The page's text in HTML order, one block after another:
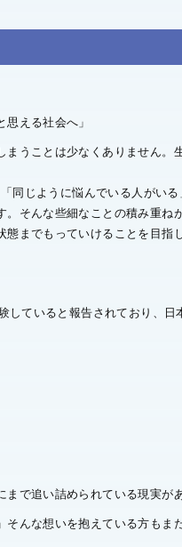
える社会へ」
うことは少なくありません
じように悩んでいる人がい
そんな些細なことの積み重
までもっていけることを目指
ていると報告されており、
で追い詰められている現実が
んな想いを抱えている方も